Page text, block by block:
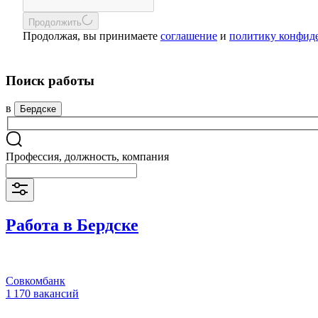
Продолжить
Продолжая, вы принимаете соглашение и политику
Поиск работы
в Бердске
Профессия, должность, компания
Работа в Бердске
Совкомбанк
1 170 вакансий